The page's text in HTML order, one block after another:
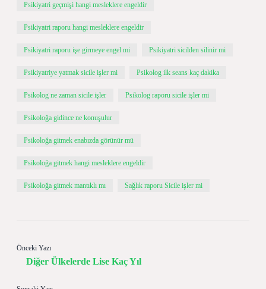
Psikiyatri geçmişi hangi mesleklere engeldir
Psikiyatri raporu hangi mesleklere engeldir
Psikiyatri raporu işe girmeye engel mi Psikiyatri sicilden silinir mi
Psikiyatriye yatmak sicile işler mi Psikolog ilk seans kaç dakika
Psikolog ne zaman sicile işler Psikolog raporu sicile işler mi
Psikoloğa gidince ne konuşulur
Psikoloğa gitmek enabızda görünür mü
Psikoloğa gitmek hangi mesleklere engeldir
Psikoloğa gitmek mantıklı mı Sağlık raporu Sicile işler mi
Önceki Yazı
Diğer Ülkelerde Lise Kaç Yıl